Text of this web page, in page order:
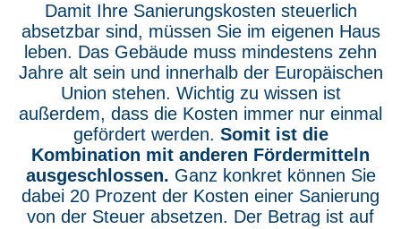
Damit Ihre Sanierungskosten steuerlich
absetzbar sind, müssen Sie im eigenen Haus
leben. Das Gebäude muss mindestens zehn
Jahre alt sein und innerhalb der Europäischen
Union stehen. Wichtig zu wissen ist
außerdem, dass die Kosten immer nur einmal
gefördert werden. Somit ist die
Kombination mit anderen Fördermitteln
ausgeschlossen. Ganz konkret können Sie
dabei 20 Prozent der Kosten einer Sanierung
von der Steuer absetzen. Der Betrag ist auf